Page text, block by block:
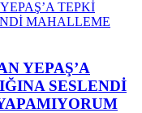
YEPAŞ’A
SESLENDİ